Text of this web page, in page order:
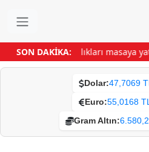
SON DAKİKA:
Festivali hazırlıkları masaya
Dolar:47,7069
Euro:55,0168 TL
Gram Altın: